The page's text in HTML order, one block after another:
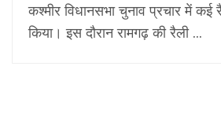
कश्मीर विधानसभा चुनाव प्रचार में कई
किया। इस दौरान रामगढ़ की रैली ...